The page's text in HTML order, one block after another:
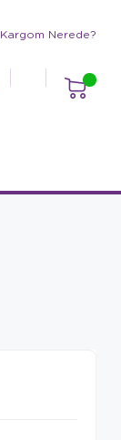
Kargom Nerede?